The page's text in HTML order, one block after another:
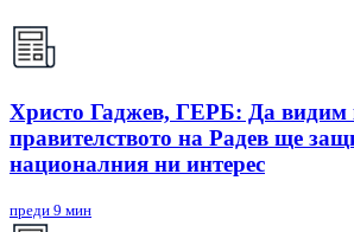
Христо Гаджев, ГЕРБ: Да видим
правителството на Радев ще
националния ни интерес
преди 9 мин